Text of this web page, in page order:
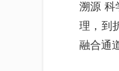
溯源 科
理，到
融合通